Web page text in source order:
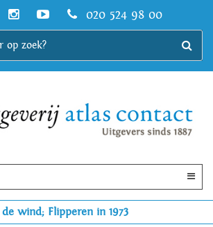
020 524 98 00
wind; Flipperen in 1973